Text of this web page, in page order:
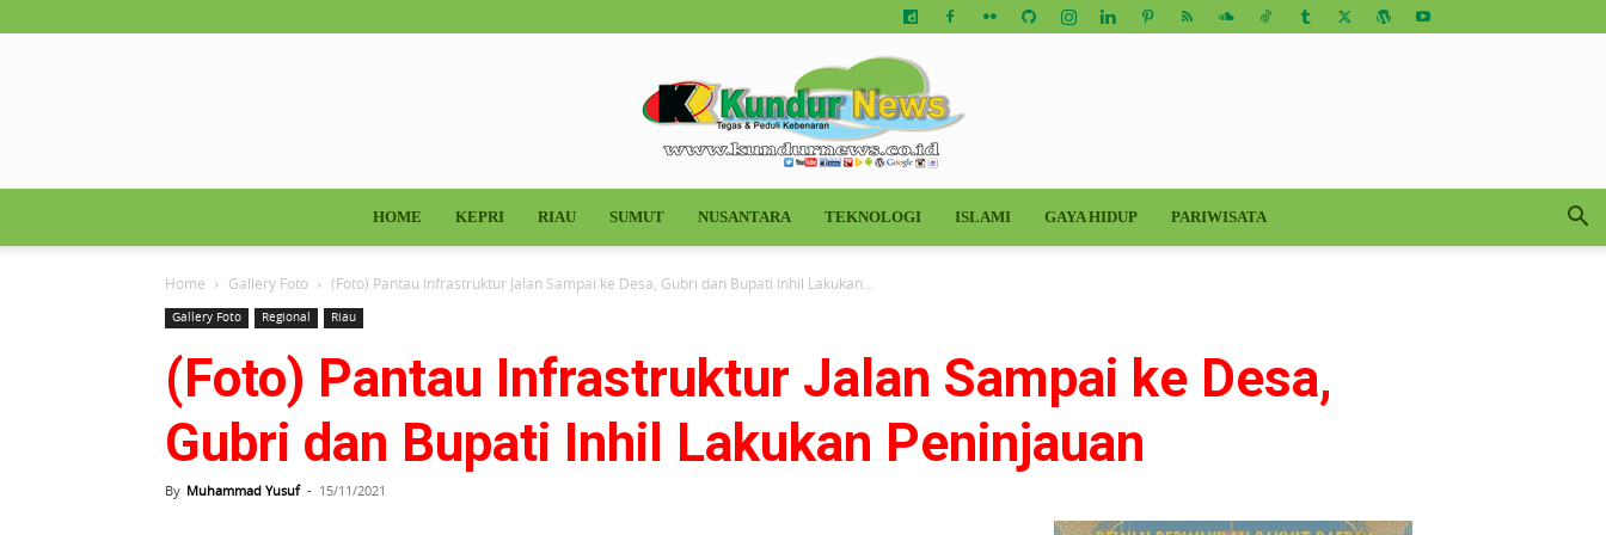
Kundur
News
HOME KEPRI RIAU SUMUT NUSANTARA TEKNOLOGI ISLAMI GAYA HIDUP PARIWISATA
Home Gallery Foto (Foto) Pantau Infrastruktur Jalan Sampai ke Desa, Gubri dan Bupati Inhil Lakukan...
Gallery Foto Regional Riau
(Foto) Pantau Infrastruktur Jalan Sampai ke Desa,
Gubri dan Bupati Inhil Lakukan Peninjauan
By Muhammad Yusuf - 15/11/2021